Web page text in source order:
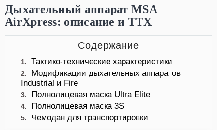
Дыхательный аппарат MSA
AirXpress: описание и ТТХ
Содержание
1. Тактико-технические характеристики
2.
Модификации дыхательных аппаратов
Industrial и Fire
3. Полнолицевая маска Ultra Elite
4. Полнолицевая маска 3S
5. Чемодан для транспортировки